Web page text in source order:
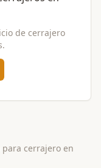
de cerrajero
para cerrajeroen